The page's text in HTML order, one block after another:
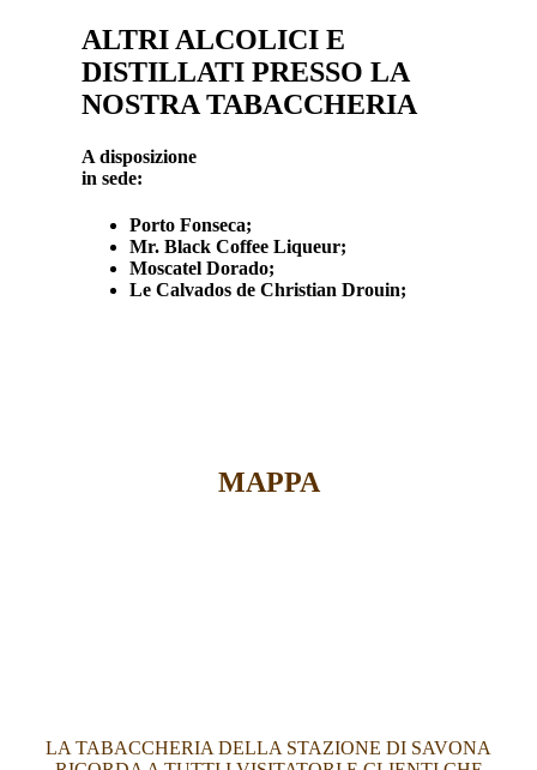
ALTRI ALCOLICI E
DISTILLATI PRESSO LA
NOSTRA TABACCHERIA
A disposizione
in sede:
Porto Fonseca;
Mr. Black Coffee Liqueur;
Moscatel Dorado;
Le Calvados de Christian Drouin;
MAPPA
LA TABACCHERIA DELLA STAZIONE DI SAVONA